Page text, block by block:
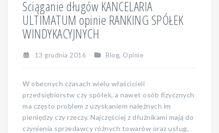
Sciąganie długów KANCELARIA
ULTIMATUM opinie RANKING SPÓŁEK
WINDYKACYJNYCH
13 grudnia 2016 Blog, Opinie
W obecnych czasach wielu właścicieli
przedsiębiorstw czy spółek, a nawet osób fizycznych
ma często problem z uzyskaniem należnych im
pieniędzy czy rzeczy. Najczęściej z dłużnikami mają do
czynienia sprzedawcy różnych towarów oraz usług,